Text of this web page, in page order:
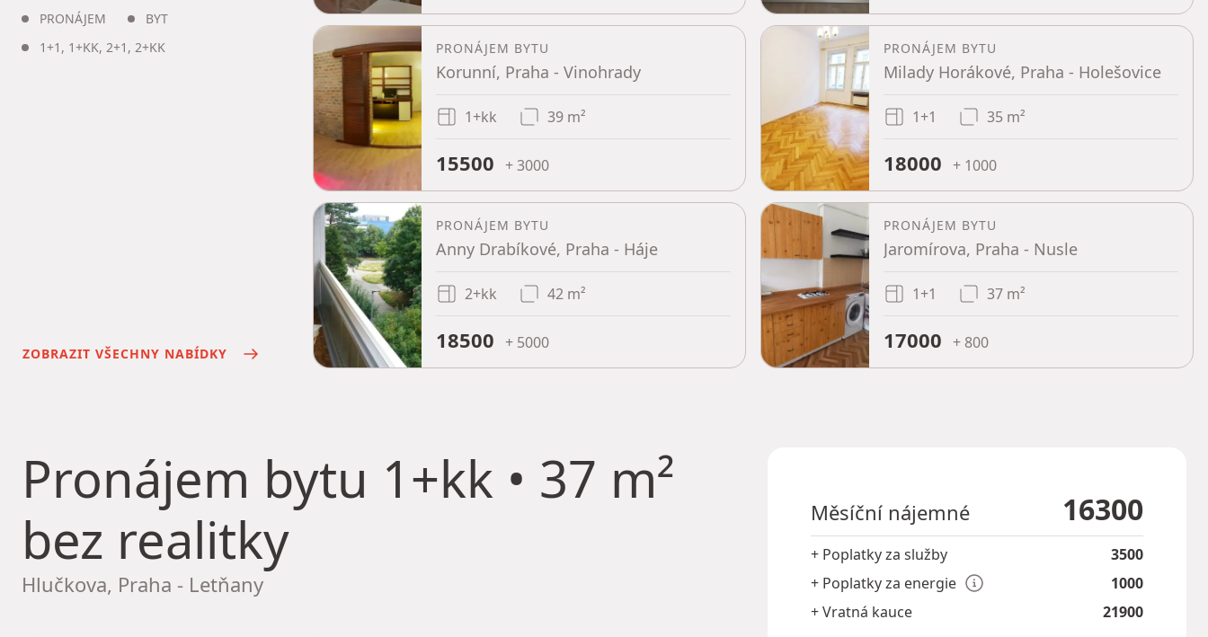
PRONÁJEM
BYT
1+1 , 1+KK, 2+1 , 2+KK
ZOBRAZIT VŠECHNY NABÍDKY
PRONÁJEM BYTU
Korunní, Praha - Vinohrady
1+kk 39 m²
15500 + 3000
PRONÁJEM BYTU
Milady Horákové, Praha - Holešovice
1+1 35 m²
18000 + 1000
PRONÁJEM BYTU
Anny Drabíkové, Praha - Háje
2+kk 42 m²
18500 + 5000
PRONÁJEM BYTU
Jaromírova, Praha - Nusle
1+1 37 m²
17000 + 800
Pronájem bytu 1+kk • 37 m²
bez realitky
Hlučkova, Praha - Letňany
Měsíční nájemné 16300
+ Poplatky za služby
3500
+ Poplatky za energie
1000
+ Vratná kauce
21900